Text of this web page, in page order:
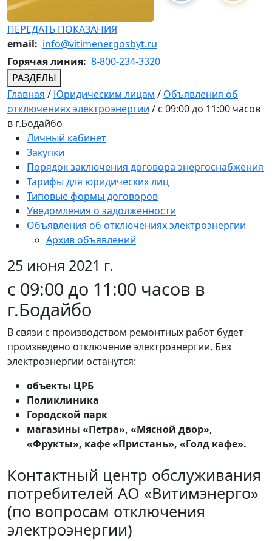
ПЕРЕДАТЬ ПОКАЗАНИЯ
email: info@vitimenergosbyt.ru
Горячая линия: 8-800-234-3320
РАЗДЕЛЫ
Главная / Юридическим лицам / Объявления об
отключениях электроэнергии / с 09:00 до 11:00 часов
в г.Бодайбо
Личный кабинет
Закупки
Порядок заключения договора энергоснабжения
Тарифы для юридических лиц
Типовые формы договоров
Уведомления о задолженности
Объявления об отключениях электроэнергии
Архив объявлений
25 июня 2021 г.
с 09:00 до 11:00 часов в
г.Бодайбо
В связи с производством ремонтных работ будет
произведено отключение электроэнергии. Без
электроэнергии останутся:
объекты ЦРБ
Поликлиника
Городской парк
магазины «Петра», «Мясной двор»,
«Фрукты», кафе «Пристань», «Голд кафе».
Контактный центр обслуживания
потребителей АО «Витимэнерго»
(по вопросам отключения
электроэнергии)